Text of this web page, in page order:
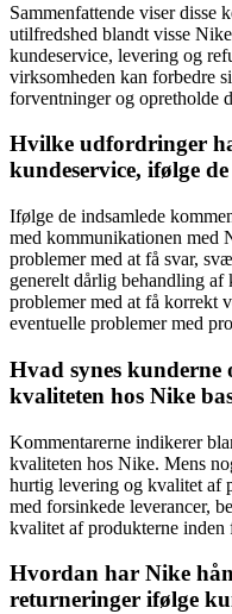
Sammenfattende viser disse
utilfredshed blandt visse
kundeservice, levering og
virksomheden kan forbedre
forventninger og opretholde
Hvilke udfordringer
kundeservice, ifølge
Ifølge de indsamlede
med kommunikationen med
problemer med at få svar,
generelt dårlig behandling af
problemer med at få korrekt
eventuelle problemer med
Hvad synes kunderne
kvaliteten hos Nike
Kommentarerne indikerer
kvaliteten hos Nike. Mens
hurtig levering og kvalitet af
med forsinkede leverancer,
kvalitet af produkterne
Hvordan har Nike
returneringer ifølge